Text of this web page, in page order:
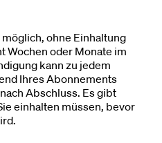
ohne Einhaltung
Wochen oder Monate im
kann zu jedem
Ihres Abonnements
Abschluss. Es gibt
einhalten müssen, bevor